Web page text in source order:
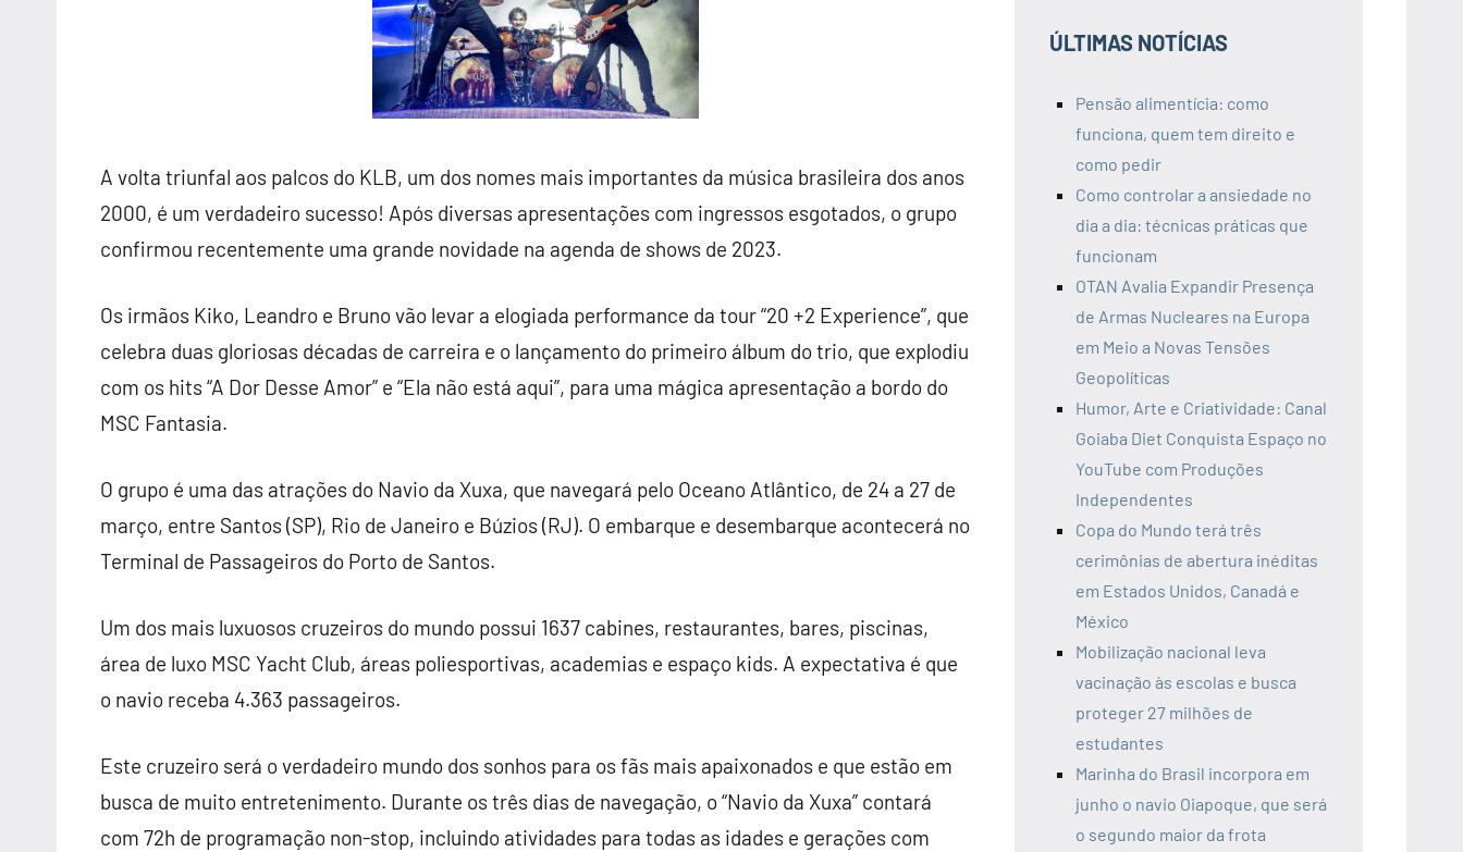
A volta triunfal aos palcos do KLB, um dos nomes mais importantes da música brasileira dos anos
2000, é um verdadeiro sucesso! Após diversas apresentações com ingressos esgotados, o grupo
confirmou recentemente uma grande novidade na agenda de shows de 2023.
Os irmãos Kiko, Leandro e Bruno vão levar a elogiada performance da tour “20 +2 Experience”, que
celebra duas gloriosas décadas de carreira e o lançamento do primeiro álbum do trio, que explodiu
com os hits “A Dor Desse Amor” e “Ela não está aqui”, para uma mágica apresentação a bordo do
MSC Fantasia.
O grupo é uma das atrações do Navio da Xuxa, que navegará pelo Oceano Atlântico, de 24 a 27 de
março, entre Santos (SP), Rio de Janeiro e Búzios (RJ). O embarque e desembarque acontecerá no
Terminal de Passageiros do Porto de Santos.
Um dos mais luxuosos cruzeiros do mundo possui 1637 cabines, restaurantes, bares, piscinas,
área de luxo MSC Yacht Club, áreas poliesportivas, academias e espaço kids. A expectativa é que
o navio receba 4.363 passageiros.
Este cruzeiro será o verdadeiro mundo dos sonhos para os fãs mais apaixonados e que estão em
busca de muito entretenimento. Durante os três dias de navegação, o “Navio da Xuxa” contará
com 72h de programação non-stop, incluindo atividades para todas as idades e gerações com
ÚLTIMAS NOTÍCIAS
Pensão alimentícia: como
funciona, quem tem direito e
como pedir
Como controlar a ansiedade no
dia a dia: técnicas práticas que
funcionam
OTAN Avalia Expandir Presença
de Armas Nucleares na Europa
em Meio a Novas Tensões
Geopolíticas
Humor, Arte e Criatividade: Canal
Goiaba Diet Conquista Espaço no
YouTube com Produções
Independentes
Copa do Mundo terá três
cerimônias de abertura inéditas
em Estados Unidos, Canadá e
México
Mobilização nacional leva
vacinação às escolas e busca
proteger 27 milhões de
estudantes
Marinha do Brasil incorpora em
junho o navio Oiapoque, que será
o segundo maior da frota